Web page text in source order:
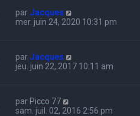
par Jacques
mer. juin 24, 2020 10:31 pm
par Jacques
jeu. juin 22, 2017 10:11 am
par Picco 77
sam. juil. 02, 2016 2:56 pm